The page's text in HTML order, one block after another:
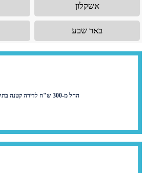
אשקלון
באר שבע
החל מ-300 ש"ח לדירה קטנה בתל אביב